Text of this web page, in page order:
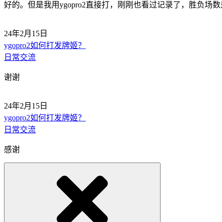
好的。但是我用ygopro2直接打，刚刚也看过记录了，胜负场数
24年2月15日
ygopro2如何打发牌姬？
日常交流
谢谢
24年2月15日
ygopro2如何打发牌姬？
日常交流
感谢